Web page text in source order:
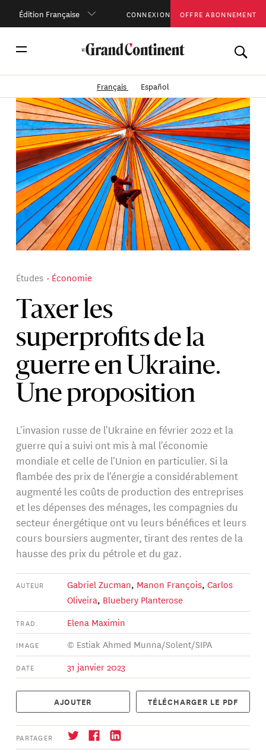
Édition Française CONNEXION OFFRE ABONNEMENT
Français Español
Taxer les
superprofits de la
guerre en Ukraine.
Une proposition
Études Économie
L'invasion russe de l'Ukraine en février 2022 et la
guerre qui a suivi ont mis à mal l'économie
mondiale et celle de l'Union en particulier. Si la
flambée des prix de l'énergie a considérablement
augmenté les coûts de production des entreprises
et les dépenses des ménages, les compagnies du
secteur énergétique ont vu leurs bénéfices et leurs
cours boursiers augmenter, tirant des rentes de la
hausse des prix du pétrole et du gaz.
AUTEUR Gabriel Zucman, Manon François, Carlos
Oliveira, Bluebery Planterose
TRAD. Elena Maximin
IMAGE © Estiak Ahmed Munna/Solent/SIPA
DATE 31 janvier 2023
AJOUTER TÉLÉCHARGER LE PDF
PARTAGER